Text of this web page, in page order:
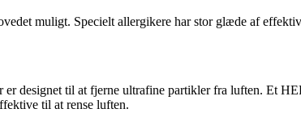
muligt. Specielt allergikere har stor glæde af
designet til at fjerne ultrafine partikler fra luften. Et
til at rense luften.